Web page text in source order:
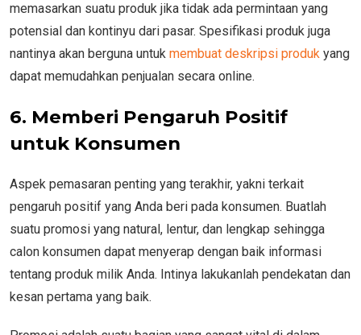
memasarkan suatu produk jika tidak ada permintaan yang
potensial dan kontinyu dari pasar. Spesifikasi produk juga
nantinya akan berguna untuk membuat deskripsi produk yang
dapat memudahkan penjualan secara online.
6. Memberi Pengaruh Positif
untuk Konsumen
Aspek pemasaran penting yang terakhir, yakni terkait
pengaruh positif yang Anda beri pada konsumen. Buatlah
suatu promosi yang natural, lentur, dan lengkap sehingga
calon konsumen dapat menyerap dengan baik informasi
tentang produk milik Anda. Intinya lakukanlah pendekatan dan
kesan pertama yang baik.